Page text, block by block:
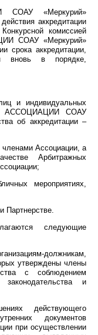
СОАУ «Меркурий»
аккредитации
комиссией
СОАУ «Меркурий»
срока аккредитации,
вновь в порядке,
и индивидуальных
АССОЦИАЦИИ СОАУ
об аккредитации –
членами Ассоциации, а
Арбитражных
мероприятиях,
Партнерстве.
следующие
должникам,
утверждены члены
с соблюдением
законодательства и
действующего
документов
при осуществлении